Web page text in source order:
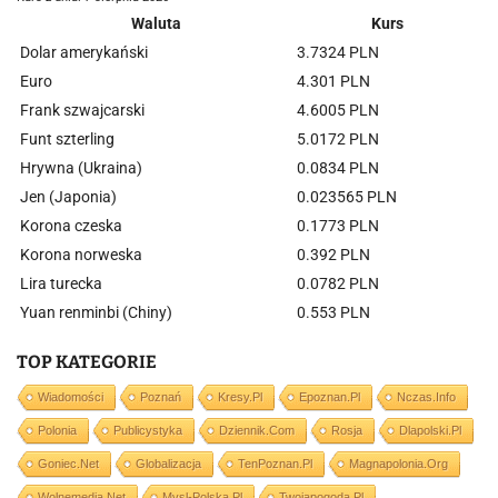
Waluta
Kurs
Dolar amerykański
3.7324 PLN
Euro
4.301 PLN
Frank szwajcarski
4.6005 PLN
Funt szterling
5.0172 PLN
Hrywna (Ukraina)
0.0834 PLN
Jen (Japonia)
0.023565 PLN
Korona czeska
0.1773 PLN
Korona norweska
0.392 PLN
Lira turecka
0.0782 PLN
Yuan renminbi (Chiny)
0.553 PLN
TOP KATEGORIE
Wiadomości Poznań Kresy.pl Epoznan.pl Nczas.info
Polonia Publicystyka Dziennik.com Rosja Dlapolski.pl
Goniec.net Globalizacja TenPoznan.pl Magnapolonia.org